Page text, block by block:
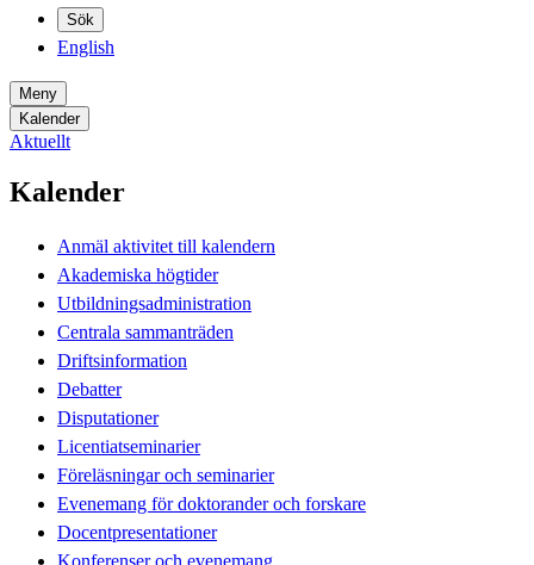
Sök
English
Meny
Kalender
Aktuellt
Kalender
Anmäl aktivitet till kalendern
Akademiska högtider
Utbildningsadministration
Centrala sammanträden
Driftsinformation
Debatter
Disputationer
Licentiatseminarier
Föreläsningar och seminarier
Evenemang för doktorander och forskare
Docentpresentationer
Konferenser och evenemang